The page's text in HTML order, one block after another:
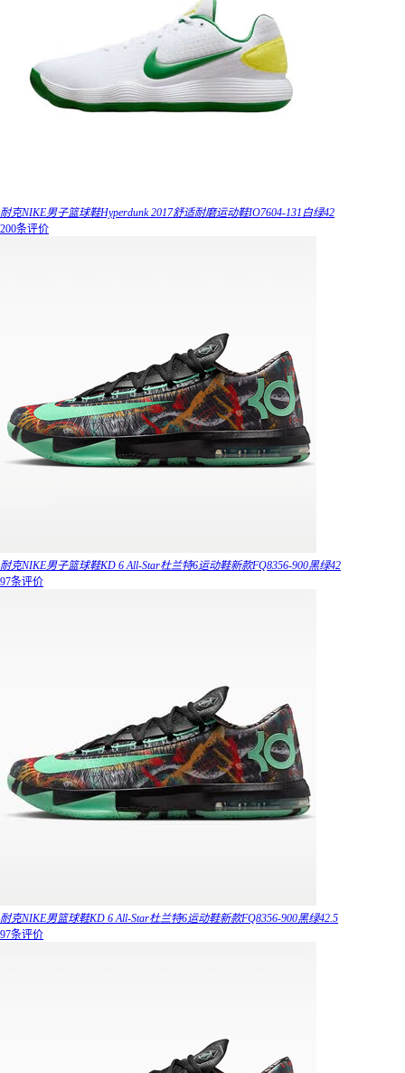
耐克NIKE男子篮球鞋Hyperdunk 2017舒适耐磨运动鞋IO7604-131白绿42
200条评价
耐克NIKE男子篮球鞋KD 6 All-Star杜兰特6运动鞋新款FQ8356-900黑绿42
97条评价
耐克NIKE男篮球鞋KD 6 All-Star杜兰特6运动鞋新款FQ8356-900黑绿42.5
97条评价